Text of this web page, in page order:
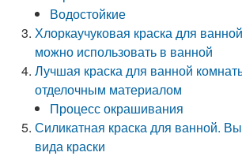
Водостойкие
Хлоркаучуковая краска для
можно использовать в ванной
Лучшая краска для ванной
отделочным материалом
Процесс окрашивания
Силикатная краска для ванной.
вида краски